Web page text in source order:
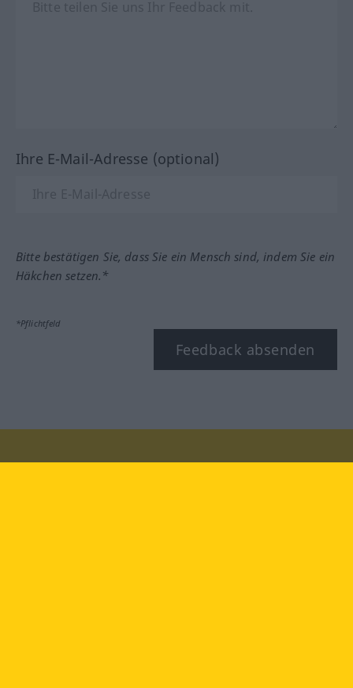
Ihre E-Mail-Adresse (optional)
Bitte bestätigen Sie, dass Sie ein Mensch sind, indem Sie ein
Häkchen setzen.*
*Pflichtfeld
Feedback absenden